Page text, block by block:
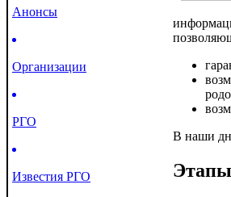
Анонсы
Организации
РГО
Известия РГО
В наши
Этапы